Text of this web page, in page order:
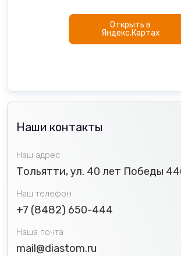
Открыть в
Яндекс.Картах
Наши контакты
Наш адрес
Тольятти, ул. 40 лет Победы
Наш телефон
+7 (8482) 650-444
Наша почта
mail@diastom.ru